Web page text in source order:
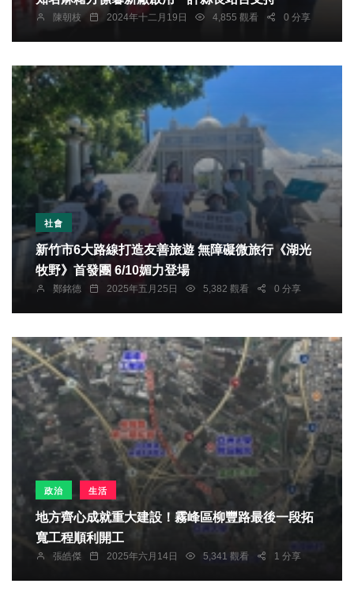
陳朝枝 2024年十二月19日 4,855 觀看 0 分享
社會
新竹市6大路線打造友善旅遊 無障礙微旅行《湖光
牧野》首發團 6/10媚力登場
鄭銘德 2025年五月25日 5,382 觀看 0 分享
政治 生活
地方齊心成就重大建設！霧峰區柳豐路最後一段拓
寬工程順利開工
張皓傑 2025年六月14日 5,341 觀看 1 分享